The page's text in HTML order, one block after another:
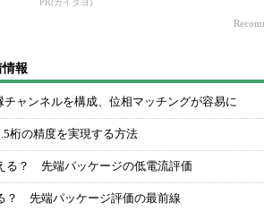
PR(カイタヨ)
報
ャンネルを構成、位相マッチングが容易に
桁の精度を実現する方法
る？ 先端パッケージの低電流評価
？ 先端パッケージ評価の最前線